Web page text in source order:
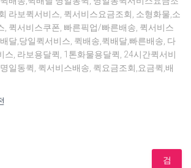
라보퀵서비스, 퀵서비스요금조회, 소형화물,소
, 퀵서비스쿠폰, 빠른픽업/빠른배송, 퀵서비스
달,당일퀵서비스, 퀵배송,퀵배달,빠른배송, 다
스, 라보용달퀵, 1톤화물용달퀵, 24시간퀵서비
일동퀵, 퀵서비스배송, 퀵요금조회,요금퀵,배
검